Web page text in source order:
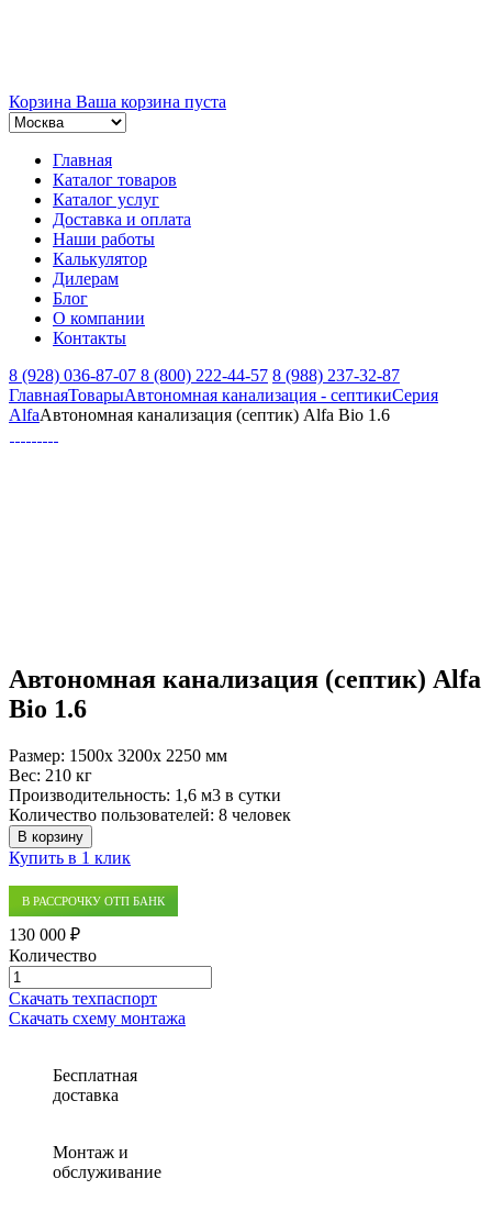
Корзина Ваша корзина пуста
Главная
Каталог товаров
Каталог услуг
Доставка и оплата
Наши работы
Калькулятор
Дилерам
Блог
О компании
Контакты
8 (928) 036-87-07 8 (800) 222-44-57 8 (988) 237-32-87
ГлавнаяТоварыАвтономная канализация - септикиСерия
AlfaАвтономная канализация (септик) Alfa Bio 1.6
Автономная канализация (септик) Alfa
Bio 1.6
Размер: 1500x 3200x 2250 мм
Вес: 210 кг
Производительность: 1,6 м3 в сутки
Количество пользователей: 8 человек
В корзину
Купить в 1 клик
В РАССРОЧКУ ОТП БАНК
130 000 ₽
Количество
Количество
товара
Автономная
Скачать техпаспорт
Скачать схему монтажа
Бесплатная
доставка
Монтаж и
обслуживание